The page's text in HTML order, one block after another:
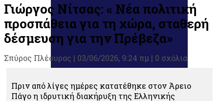
Γιώργος Νίτσας: « Νέα πολιτική
προσπάθεια για τη χώρα, σταθερή
δέσμευση για την Πρέβεζα»
Σπύρος Πλέουρας | 03/06/2026, 9:24 πμ | 0 σχόλια
Πριν από λίγες ημέρες κατατέθηκε στον Άρειο
Πάγο η ιδρυτική διακήρυξη της Ελληνικής